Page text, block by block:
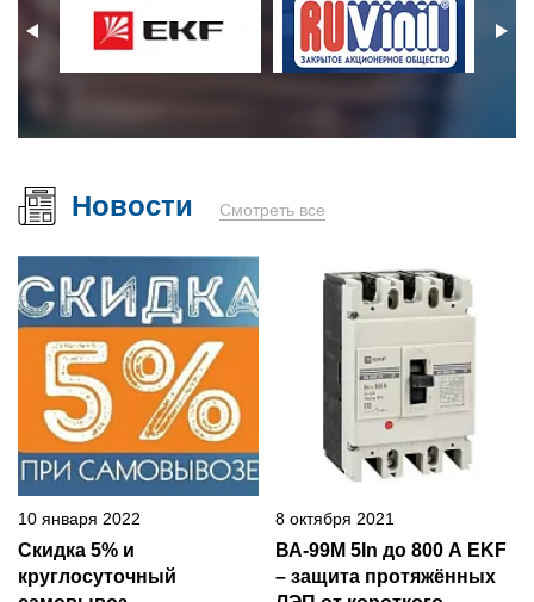
Новости Смотреть все
10 января 2022
Скидка 5% и
круглосуточный
8 октября 2021
ВА-99М 5In до 800 А EKF
– защита протяжённых